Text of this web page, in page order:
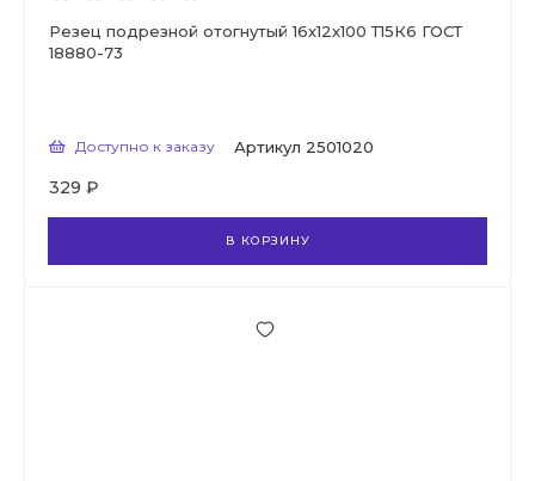
Резец подрезной отогнутый 16х12х100 Т15К6 ГОСТ
18880-73
Доступно к заказу Артикул 2501020
329 ₽
В КОРЗИНУ